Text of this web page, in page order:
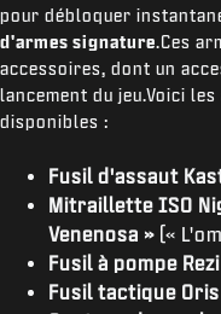
pour débloquer
d'armes signature.Ces
accessoires, dont un
lancement du jeu.Voici
disponibles :
Fusil d'assaut
Mitraillette ISO
Venenosa » («
Fusil à pompe
Fusil tactique